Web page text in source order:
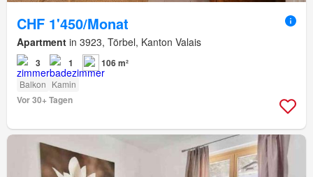
CHF 1'450/Monat
Apartment in 3923, Törbel, Kanton Valais
3 1 106 m²
Balkon Kamin
Vor 30+ Tagen